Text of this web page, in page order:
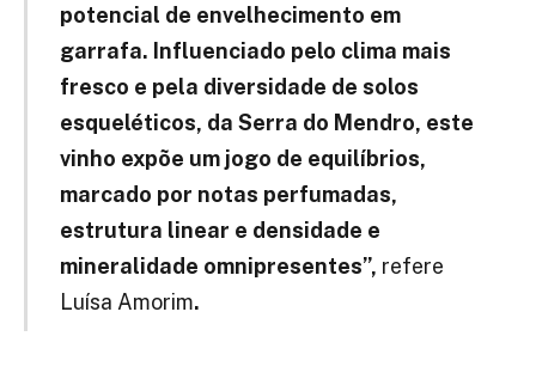
potencial de envelhecimento em
garrafa. Influenciado pelo clima mais
fresco e pela diversidade de solos
esqueléticos, da Serra do Mendro, este
vinho expõe um jogo de equilíbrios,
marcado por notas perfumadas,
estrutura linear e densidade e
mineralidade omnipresentes”, refere
Luísa Amorim.